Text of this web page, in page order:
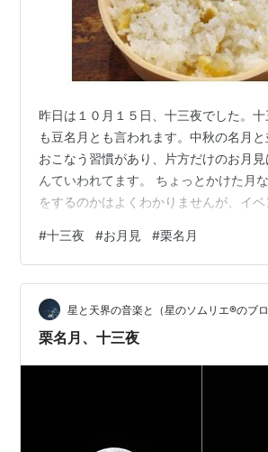
昨日は１０月１５日、十三夜でした。十
も豆名月とも言われます。中秋の名月
おこなう習慣があり、片方だけのお月
んていわれてます。 ちょっとかけた月
をするのかはよくわかりませんが、イベ
備しました。 栗をむいて栗ご飯を作る
で、和菓子屋さんの栗ご飯を買ってき
ご飯に栗ご飯を食べて、ベランダにで
饅頭をいただきました。例によってデッ
り返りながらです。アルコールも少しほ
#十三夜 #お月見 #栗名月
星と天界の音楽と（星のソムリエ®のブロ
栗名月、十三夜